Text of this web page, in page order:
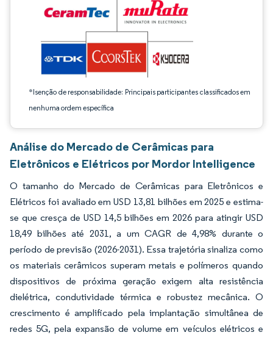
*Isenção de responsabilidade: Principais participantes classificados em
nenhuma ordem específica
Análise do Mercado de Cerâmicas para
Eletrônicos e Elétricos por Mordor Intelligence
O tamanho do Mercado de Cerâmicas para Eletrônicos e
Elétricos foi avaliado em USD 13,81 bilhões em 2025 e estima-
se que cresça de USD 14,5 bilhões em 2026 para atingir USD
18,49 bilhões até 2031, a um CAGR de 4,98% durante o
período de previsão (2026-2031). Essa trajetória sinaliza como
os materiais cerâmicos superam metais e polímeros quando
dispositivos de próxima geração exigem alta resistência
dielétrica, condutividade térmica e robustez mecânica. O
crescimento é amplificado pela implantação simultânea de
redes 5G, pela expansão de volume em veículos elétricos e